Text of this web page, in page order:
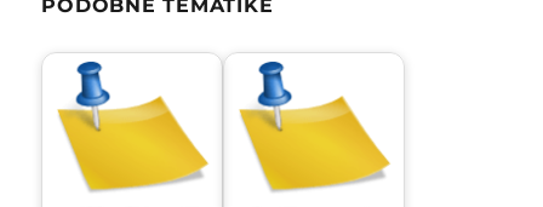
PODOBNE TEMATIKE